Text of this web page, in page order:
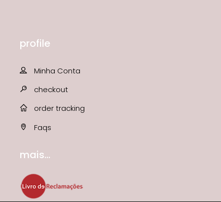
profile
Minha Conta
checkout
order tracking
Faqs
mais...